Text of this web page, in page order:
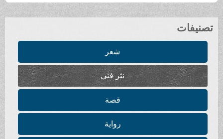
تصنيفات
شعر
نثر فني
قصة
رواية